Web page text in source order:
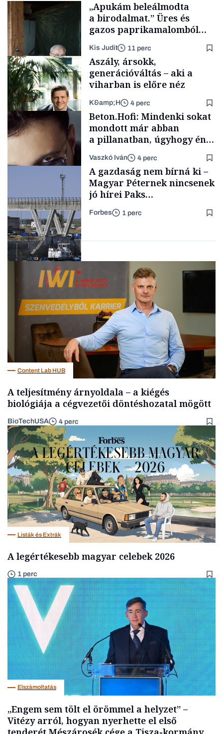
Családi
vállalkozások
„Apukám beleálmodta
a birodalmat.” Üres és
gazos paprikamalomból
lett az igazi családi
fűszersztori
Kis Judit 11 perc
TÁMOGATÓI
Aszály, ársokk,
generációváltás – aki a
viharban is előre néz
K&amp;H 4 perc
Forbes-sztori
Beton.Hofi: Mindenki sokat
mondott már abban
a pillanatban, úgyhogy én
a legsarkosabb
gondolataimat akartam
kimondani
Vaszkó Iván 4 perc
A gazdaság nem bírná ki –
Magyar Péternek nincsenek
jó hírei Paks
újraindításáról
Forbes 1 perc
Content Lab HUB
A teljesítmény árnyoldala – a kiégés
biológiája a cégvezetői döntéshozatal mögött
BioTechUSA 4 perc
Listák és Extrák
A legértékesebb magyar celebek 2026
1 perc
Elszámoltatás
„Engem sem tölt el örömmel a helyzet” –
Vitézy arról, hogyan nyerhette el első